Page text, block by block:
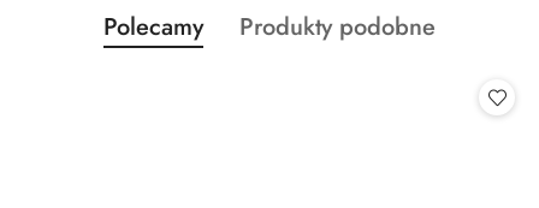
Pomiń karuzelę produktów
Produkty
o
Polecamy
Produkty
Produkty podobne